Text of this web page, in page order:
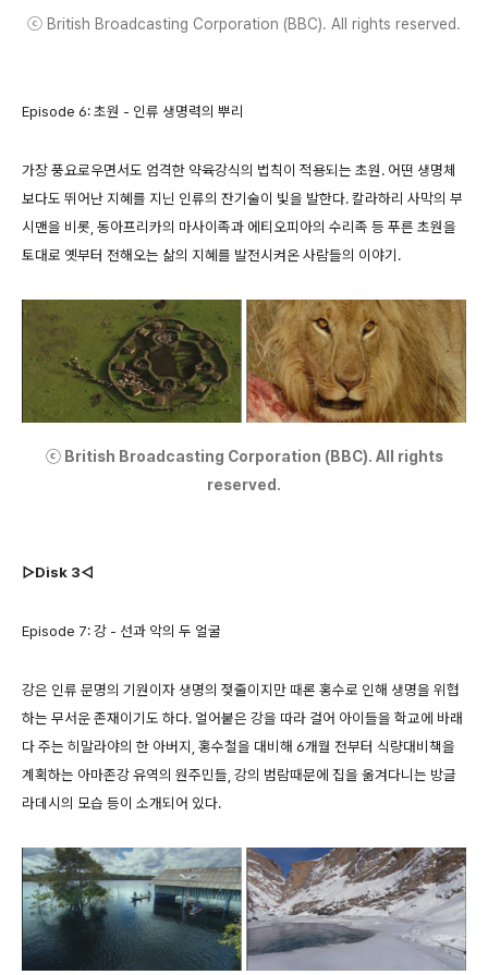
ⓒ British Broadcasting Corporation (BBC). All rights reserved.
Episode 6: 초원 - 인류 생명력의 뿌리
가장 풍요로우면서도 엄격한 약육강식의 법칙이 적용되는 초원. 어떤 생명체
보다도 뛰어난 지혜를 지닌 인류의 잔기술이 빛을 발한다. 칼라하리 사막의 부
시맨을 비롯, 동아프리카의 마사이족과 에티오피아의 수리족 등 푸른 초원을
토대로 옛부터 전해오는 삶의 지혜를 발전시켜온 사람들의 이야기.
ⓒ British Broadcasting Corporation (BBC). All rights
reserved.
▷Disk 3◁
Episode 7: 강 - 선과 악의 두 얼굴
강은 인류 문명의 기원이자 생명의 젖줄이지만 때론 홍수로 인해 생명을 위협
하는 무서운 존재이기도 하다. 얼어붙은 강을 따라 걸어 아이들을 학교에 바래
다 주는 히말라야의 한 아버지, 홍수철을 대비해 6개월 전부터 식량대비책을
계획하는 아마존강 유역의 원주민들, 강의 범람때문에 집을 옮겨다니는 방글
라데시의 모습 등이 소개되어 있다.